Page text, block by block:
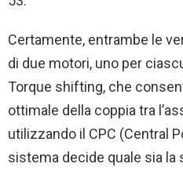
Certamente, entrambe le
di due motori, uno per
Torque shifting, che
ottimale della coppia tra
utilizzando il CPC (Central
sistema decide quale sia la